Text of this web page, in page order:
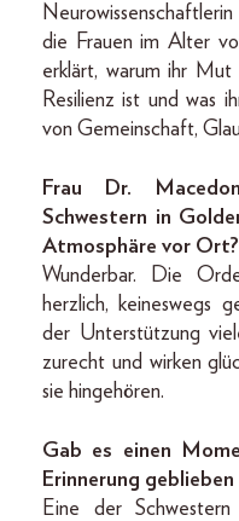
Neurowissenschaftlerin
die Frauen im Alter
erklärt, warum ihr
Resilienz ist und was
von Gemeinschaft,
Frau Dr.
Schwestern in
Atmosphäre vor Ort?
Wunderbar. Die
herzlich, keineswegs
der Unterstützung
zurecht und wirken
sie hingehören.
Gab es einen
Erinnerung geblieben
Eine der